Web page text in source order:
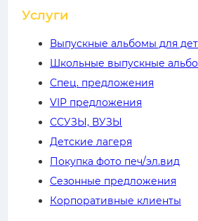
Услуги
Выпускные альбомы для
Школьные выпускные
Спец. предложения
VIP предложения
ССУЗЫ, ВУЗЫ
Детские лагеря
Покупка фото печ/эл.вид
Сезонные предложения
Корпоративные клиенты